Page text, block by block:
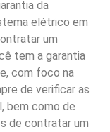
da
elétrico em
um
tem a garantia
com foco na
de verificar as
bem como de
de contratar um